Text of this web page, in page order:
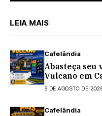
LEIA MAIS
Cafelândia
Abasteça seu
Vulcano em
5 DE AGOSTO DE
Cafelândia